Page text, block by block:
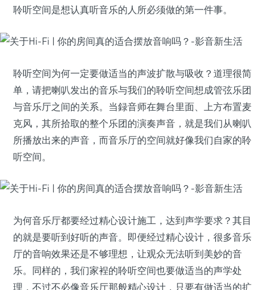
聆听空间是想认真听音乐的人所必须做的第一件事。
聆听空间为何一定要做适当的声波扩散与吸收？道理很简
单，请把喇叭发出的音乐与我们的聆听空间想成管弦乐团
与音乐厅之间的关系。当録音师在舞台里面、上方布置麦
克风，其所拾取的整个乐团的演奏声音，就是我们从喇叭
所播放出来的声音，而音乐厅的空间就好像我们自家的聆
听空间。
为何音乐厅都要经过精心设计施工，达到声学要求？其目
的就是要听到好听的声音。即便经过精心设计，很多音乐
厅的音响效果还是不够理想，让观众无法听到美妙的音
乐。同样的，我们家裎的聆听空间也要做适当的声学处
理，不过不必像音乐厅那般精心设计，只要有做适当的扩